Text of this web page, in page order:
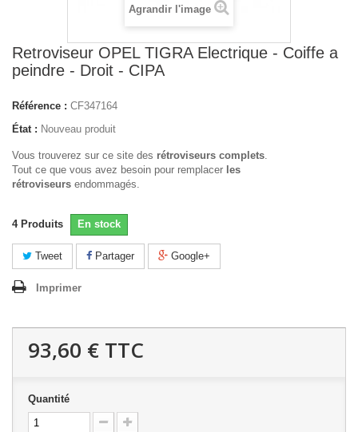
Agrandir l'image
Retroviseur OPEL TIGRA Electrique - Coiffe a
peindre - Droit - CIPA
Référence : CF347164
État : Nouveau produit
Vous trouverez sur ce site des rétroviseurs complets.
Tout ce que vous avez besoin pour remplacer les
rétroviseurs endommagés.
4 Produits En stock
Tweet Partager Google+
Imprimer
93,60 € TTC
Quantité